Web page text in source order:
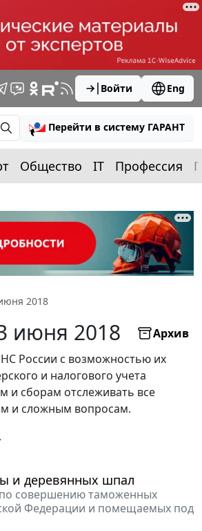
Войти Eng
Перейти в систему ГАРАНТ
Общество IT Профессия
2018
июня 2018
Архив
России с возможностью их
и налогового учета
и сборам отслеживать все
и сложным вопросам.
и деревянных шпал
совершению таможенных
Федерации и помещаемых под